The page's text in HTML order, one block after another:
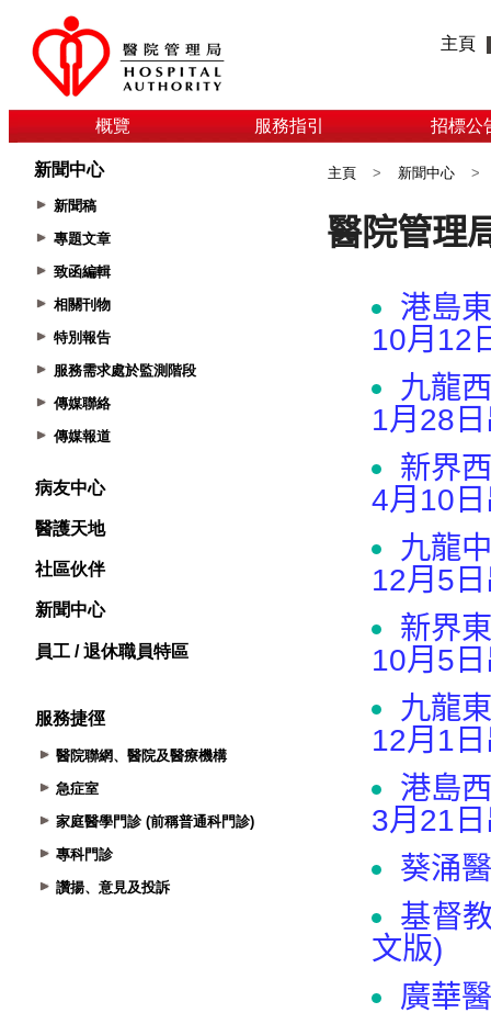
主頁
概覽 服務指引 招標公
新聞中心
新聞稿
專題文章
致函編輯
相關刊物
特別報告
服務需求處於監測階段
傳媒聯絡
傳媒報道
病友中心
醫護天地
社區伙伴
新聞中心
員工 / 退休職員特區
服務捷徑
醫院聯網、醫院及醫療機構
急症室
家庭醫學門診 (前稱普通科門診)
專科門診
讚揚、意見及投訴
主頁 > 新聞中心 >